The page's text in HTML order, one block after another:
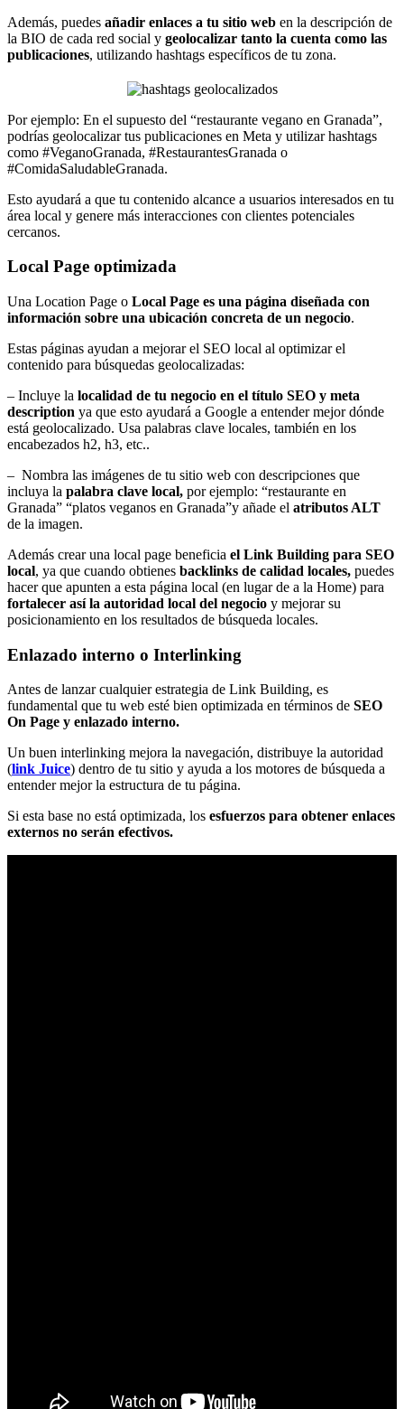
Además, puedes añadir enlaces a tu sitio web en la descripción de
la BIO de cada red social y geolocalizar tanto la cuenta como las
publicaciones, utilizando hashtags específicos de tu zona.
Por ejemplo: En el supuesto del “restaurante vegano en Granada”,
podrías geolocalizar tus publicaciones en Meta y utilizar hashtags
como #VeganoGranada, #RestaurantesGranada o
#ComidaSaludableGranada.
Esto ayudará a que tu contenido alcance a usuarios interesados en tu
área local y genere más interacciones con clientes potenciales
cercanos.
Local Page optimizada
Una Location Page o Local Page es una página diseñada con
información sobre una ubicación concreta de un negocio.
Estas páginas ayudan a mejorar el SEO local al optimizar el
contenido para búsquedas geolocalizadas:
– Incluye la localidad de tu negocio en el título SEO y meta
description ya que esto ayudará a Google a entender mejor dónde
está geolocalizado. Usa palabras clave locales, también en los
encabezados h2, h3, etc..
– Nombra las imágenes de tu sitio web con descripciones que
incluya la palabra clave local, por ejemplo: “restaurante en
Granada” “platos veganos en Granada”y añade el atributos ALT
de la imagen.
Además crear una local page beneficia el Link Building para SEO
local, ya que cuando obtienes backlinks de calidad locales, puedes
hacer que apunten a esta página local (en lugar de a la Home) para
fortalecer así la autoridad local del negocio y mejorar su
posicionamiento en los resultados de búsqueda locales.
Enlazado interno o Interlinking
Antes de lanzar cualquier estrategia de Link Building, es
fundamental que tu web esté bien optimizada en términos de SEO
On Page y enlazado interno.
Un buen interlinking mejora la navegación, distribuye la autoridad
(link Juice) dentro de tu sitio y ayuda a los motores de búsqueda a
entender mejor la estructura de tu página.
Si esta base no está optimizada, los esfuerzos para obtener enlaces
externos no serán efectivos.